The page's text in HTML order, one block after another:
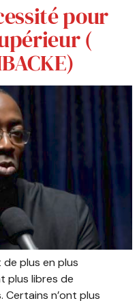
pour
(
plus en plus
plus libres de
n’ont plus